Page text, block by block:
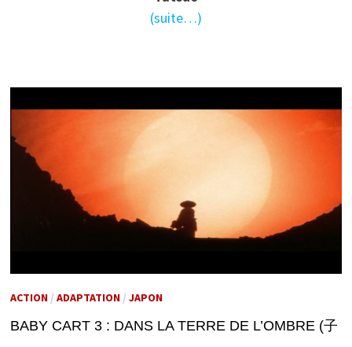
(suite…)
ACTION/ ADAPTATION/ JAPON
BABY CART 3 : DANS LA TERRE DE L’OMBRE (子